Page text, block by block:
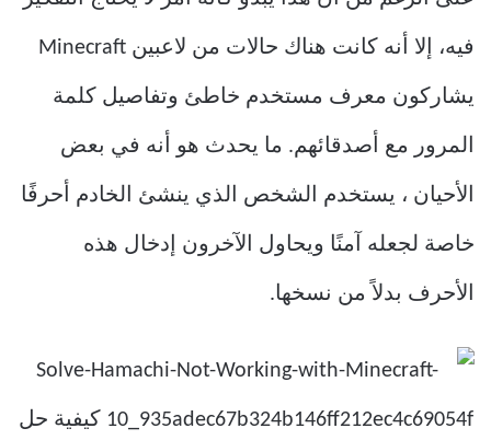
فيه، إلا أنه كانت هناك حالات من لاعبين Minecraft
يشاركون معرف مستخدم خاطئ وتفاصيل كلمة
المرور مع أصدقائهم. ما يحدث هو أنه في بعض
الأحيان ، يستخدم الشخص الذي ينشئ الخادم أحرفًا
خاصة لجعله آمنًا ويحاول الآخرون إدخال هذه
الأحرف بدلاً من نسخها.